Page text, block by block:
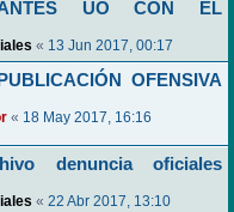
UO CON EL
« 13 Jun 2017, 00:17
OFENSIVA
« 18 May 2017, 16:16
denuncia oficiales
« 22 Abr 2017, 13:10